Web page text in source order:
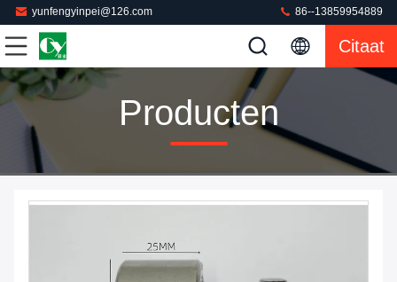
yunfengyinpei@126.com 86--13859954889
Citaat
Producten